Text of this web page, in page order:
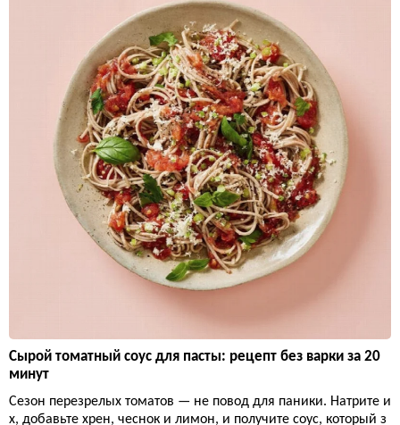
Сырой томатный соус для пасты: рецепт без варки за 20
минут
Сезон перезрелых томатов — не повод для паники. Натрите и
х, добавьте хрен, чеснок и лимон, и получите соус, который з